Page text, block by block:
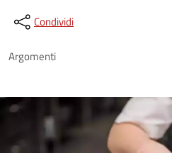
Condividi
Argomenti